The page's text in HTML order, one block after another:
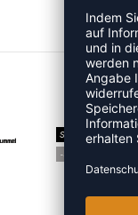
SALE
-55%